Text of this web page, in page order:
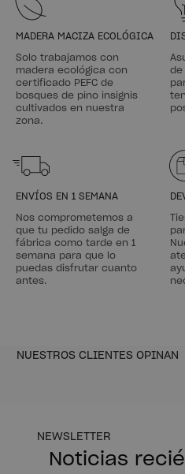
MADERA MACIZA ECOLÓGICA
Solo trabajamos con
madera ecológica con
certificado PEFC de
bosques de pino insignis
cultivados en nuestra
zona.
de
ENVÍOS EN 1 SEMANA
Nos comprometemos a
que tu pedido salga de
fábrica como tarde en 1
semana para que lo
puedas disfrutar cuanto
antes.
NUESTROS CLIENTES OPINAN
NEWSLETTER
Noticias